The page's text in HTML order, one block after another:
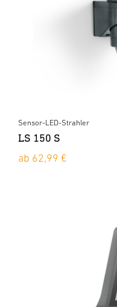
Sensor-LED-Strahler
LS 150 S
ab 62,99 €